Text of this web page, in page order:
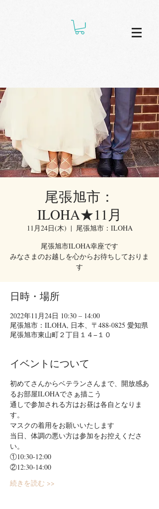
尾張旭市：
ILOHA★11月
11月24日(木)
  |
尾張旭市：ILOHA
尾張旭市ILOHA幸座です
みなさまのお越しを心からお待ちしておりま
す
日時・場所
2022年11月24日 10:30 – 14:00
尾張旭市：ILOHA, 日本、〒488-0825 愛知県
尾張旭市東山町２丁目１４−１０
イベントについて
初めてさんからベテランさんまで、開放感あ
るお部屋ILOHAでさぁ描こう
通しで参加される方はお昼は各自となりま
す。
マスクの着用をお願いいたします
当日、体調の悪い方は参加をお控えくださ
い。
①10:30-12:00
②12:30-14:00
続きを読む >>